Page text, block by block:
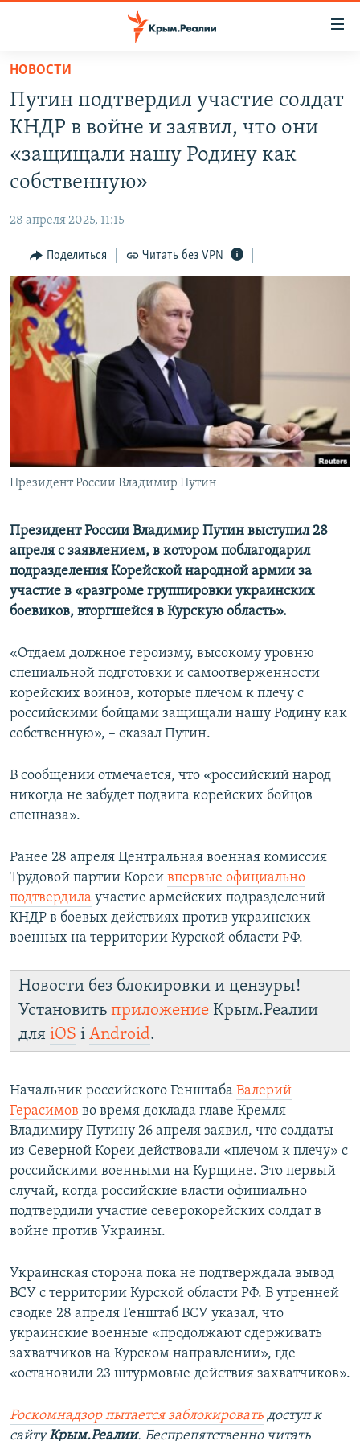
Вернуться
основному
содержанию
главной
Вернутся
поиску
СПЕЦПРОЕКТЫ
КАРТА ВОЕННЫХ ОБЪЕКТОВ КРЫМА
ИСТОРИЯ
ИНТЕРАКТИВ
ИНФОГРАФИКА
ТЕЛЕПРОЕКТ КРЫМ.РЕАЛИИ
СОВЕТЫ ПРАВОЗАЩИТНИКОВ
ПРОПАВШИЕ БЕЗ ВЕСТИ
ПОБЕДИТЕЛЕЙ НЕ СУДЯТ?
КРЫМ.НЕПОКОРЕННЫЙ
УКРАИНСКАЯ ПРОБЛЕМА КРЫМА
РАДІО СВОБОДА
КАК ОБОЙТИ БЛОКИРОВКУ
Українською
Qırımtatar
ПРИСОЕДИНЯЙТЕСЬ!
Все сайты RFE/RL
НОВОСТИ
Путин подтвердил участие солдат
КНДР в войне и заявил, что они
«защищали нашу Родину как
собственную»
28 апреля 2025, 11:15
Поделиться Читать без VPN
Президент России Владимир Путин
Президент России Владимир Путин выступил 28
апреля с заявлением, в котором поблагодарил
подразделения Корейской народной армии за
участие в «разгроме группировки украинских
боевиков, вторгшейся в Курскую область».
«Отдаем должное героизму, высокому уровню
специальной подготовки и самоотверженности
корейских воинов, которые плечом к плечу с
российскими бойцами защищали нашу Родину как
собственную», – сказал Путин.
В сообщении отмечается, что «российский народ
никогда не забудет подвига корейских бойцов
спецназа».
Ранее 28 апреля Центральная военная комиссия
Трудовой партии Кореи впервые официально
подтвердила участие армейских подразделений
КНДР в боевых действиях против украинских
военных на территории Курской области РФ.
Новости без блокировки и цензуры!
Установить приложение Крым.Реалии
для iOS і Android.
Начальник российского Генштаба Валерий
Герасимов во время доклада главе Кремля
Владимиру Путину 26 апреля заявил, что солдаты
из Северной Кореи действовали «плечом к плечу» с
российскими военными на Курщине. Это первый
случай, когда российские власти официально
подтвердили участие северокорейских солдат в
войне против Украины.
Украинская сторона пока не подтверждала вывод
ВСУ с территории Курской области РФ. В утренней
сводке 28 апреля Генштаб ВСУ указал, что
украинские военные «продолжают сдерживать
захватчиков на Курском направлении», где
«остановили 23 штурмовые действия захватчиков».
Роскомнадзор пытается заблокировать доступ к
сайтуКрым.Реалии. Беспрепятственно читать